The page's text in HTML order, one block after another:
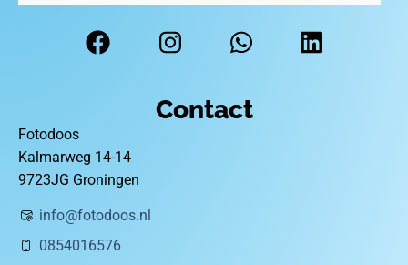
Contact
Fotodoos
Kalmarweg 14-14
9723JG Groningen
info@fotodoos.nl
0854016576